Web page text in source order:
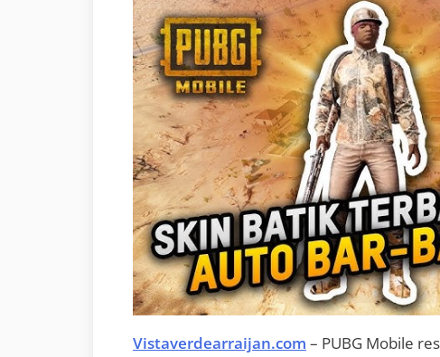
Vistaverdearraijan.com – PUBG Mobile